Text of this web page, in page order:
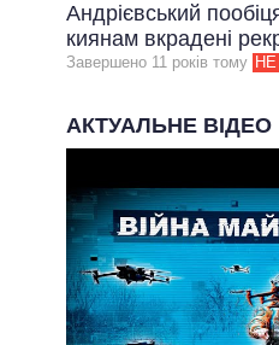
Андрієвський
киянам вкрадені
Завершено 11 рокiв тому
АКТУАЛЬНЕ ВІДЕО